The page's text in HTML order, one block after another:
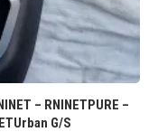
– RNINETPURE –
G/S